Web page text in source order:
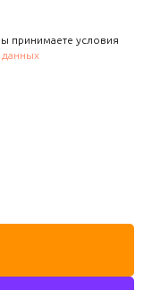
принимаете условия